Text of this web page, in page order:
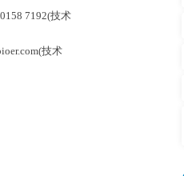
7192(技术
技术